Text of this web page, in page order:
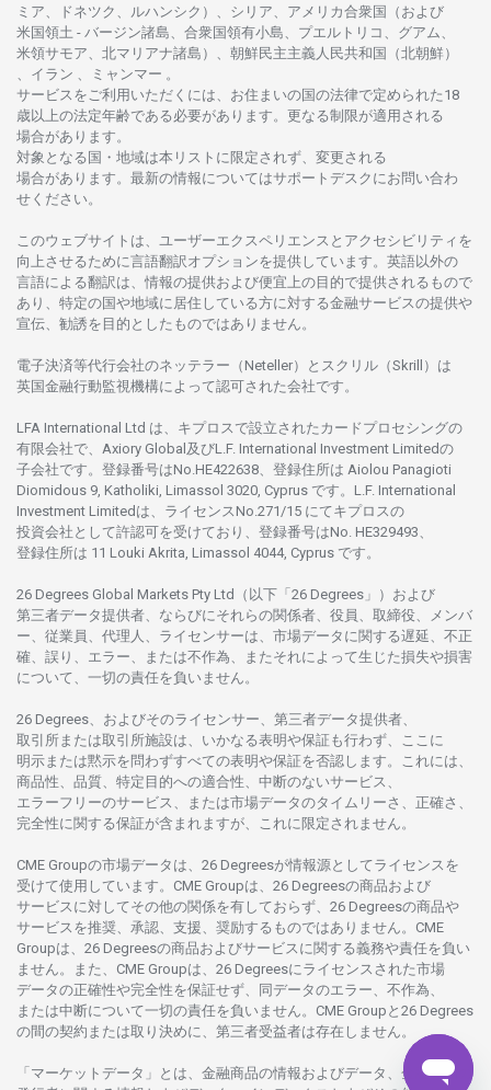
ミア、ドネツク、ルハンシク）、シリア、 アメリカ合衆国
（および
米国領土 - バージン諸島、合衆国領有小島、プエルトリコ、グアム、
米領サモア、 北マリアナ諸島）、 朝鮮民主主義人民共和国
（北朝鮮）
、イラン 、ミャンマー 。
サービスを ご利用いただくには、お住まいの国の法律で定められた 18
歳以上の法定年齢である必要があります。 更なる制限が適用さ れる
場合があります。
対象となる 国 ・ 地域は本 リストに 限定さ れず、 変更さ れる
場合があります。 最新の情報についてはサポートデスクに お 問い合わ
せくださ い。
このウェブサイトは、 ユーザーエクスペリエンスと アクセシビリティを
向上さ せるために言語翻訳オプションを提供しています。 英語以外の
言語に よる翻訳は、 情報の提供および便宜上の 目的で提供さ れるもので
あり、 特定の国や地域に 居住している方に対する金融サービスの提供や
宣伝、 勧誘を 目的としたものではありません。
電子決済等代行会社のネッテラー （Neteller）と スクリル （Skrill）は
英国金融行動監視機構に よって認可さ れた会社です。
LFA International Ltd は、 キプロスで設立さ れた カードプロセシングの
有限会社で、Axiory Global 及びL.F. International Investment Limitedの
子会社です。 登録番号はNo.HE422638、 登録住所は Aiolou Panagioti
Diomidous 9, Katholiki, Limassol 3020, Cyprus です。L.F. International
Investment Limitedは、 ライセンスNo.271/15 にてキプロスの
投資会社として許認可を受けており、 登録番号はNo. HE329493、
登録住所は 11 Louki Akrita, Limassol 4044, Cyprus です。
26 Degrees Global Markets Pty Ltd（以下「26 Degrees」） および
第三者データ提供者、ならびにそれらの関係者、役員、取締役、メンバ
ー、従業員、代理人、ライセンサーは、 市場データに 関する遅延、不正
確、誤り、エラー、
または不作為、 またそれに よって生じた損失や損害
について、 一切の責任を負いません。
26 Degrees、 およびそのライセンサー、 第三者データ提供者、
取引所または取引所施設は、いかなる表明や保証も行わず、
ここに
明示または黙示を 問わずすべての表明や保証を否認し ます。
これには、
商品性、品質、 特定目的への適合性、 中断のないサービス、
エラーフリーのサービス、 または市場データのタイムリーさ、正確さ、
完全性に 関する保証が含まれますが、これに 限定さ れません。
CME Groupの市場データは、26 Degreesが情報源としてライセンスを
受けて使用しています。 CME Groupは、26 Degreesの商品および
サービスに対してその他の関係を有しておらず、26 Degreesの商品や
サービスを推奨、承認、支援、 奨励するものではありません。 CME
Groupは、26 Degreesの商品およびサービスに 関する義務や責任を負い
ません。また、CME Groupは、26 Degreesに ライセンスさ れた市場
データの正確性や完全性を保証せず、 同 データのエラー、不作為、
または中断について一切の責任を負いません。 CME Groupと26 Degrees
の間の契約または取り 決めに、 第三者受益者は存在し ません。
「マーケットデータ」とは、 金融商品の情報およびデータ、 金融商品の